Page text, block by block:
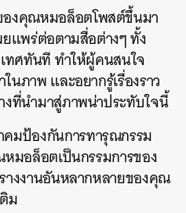
องคุณหมอล็อตโพสต์ขึ้นมา
ยแพร่ต่อตามสื่อต่างๆ ทั้ง
ทศทันที ทำให้ผู้คนสนใจ
นภาพ และอยากรู้เรื่องราว
ที่นำมาสู่ภาพน่าประทับใจนี้
มป้องกันการทารุณกรรม
มอล็อตเป็นกรรมการของ
งงานอันหลากหลายของคุณ
ม